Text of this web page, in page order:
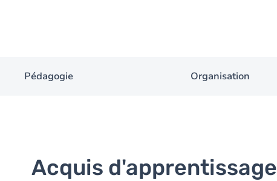
Pédagogie Organisation
Acquis d'apprentissage